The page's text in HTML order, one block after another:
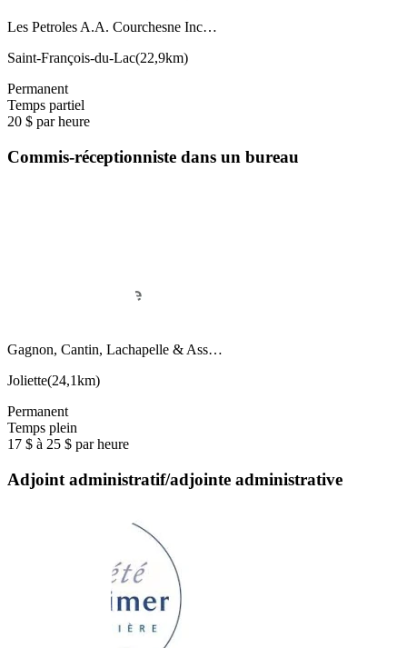
Les Petroles A.A. Courchesne Inc…
Saint-François-du-Lac(22,9km)
Permanent
Temps partiel
20 $ par heure
Commis-réceptionniste dans un bureau
Gagnon, Cantin, Lachapelle & Ass…
Joliette(24,1km)
Permanent
Temps plein
17 $ à 25 $ par heure
Adjoint administratif/adjointe administrative